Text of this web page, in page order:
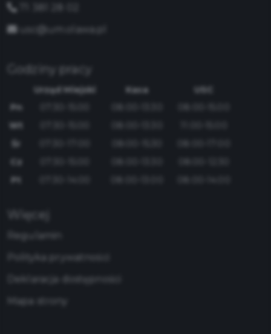
usc@um.olawa.pl
Godziny pracy
Urząd Miejski Kasa
USC
Pn
Wt
Śr
Cz
Pt
Więcej
Regulamin
Polityka prywatności
Deklaracja dostępności
Mapa strony